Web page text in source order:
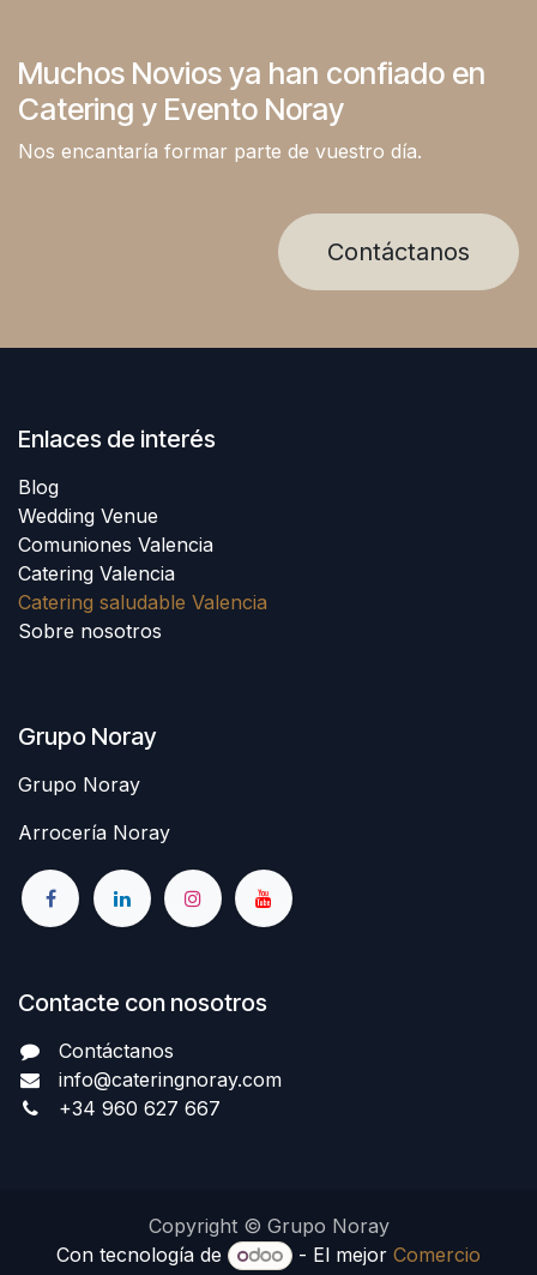
Muchos Novios ya han confiado en
Catering y Evento Noray
Nos encantaría formar parte de vuestro día.
Contáctanos
Enlaces de interés
Blog
Wedding Venue
Comuniones Valencia
Catering Valencia
Catering saludable Valencia
Sobre nosotros
Grupo Noray
Grupo Noray
Arrocería Noray
Contacte con nosotros
Contáctanos
info@cateringnoray.com
+34 960 627 667
Copyright © Grupo Noray
Con tecnología de
- El mejorComercio